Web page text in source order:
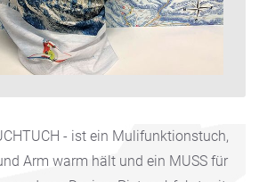
- ist ein Mulifunktionstuch,
Arm warm hält und ein MUSS für